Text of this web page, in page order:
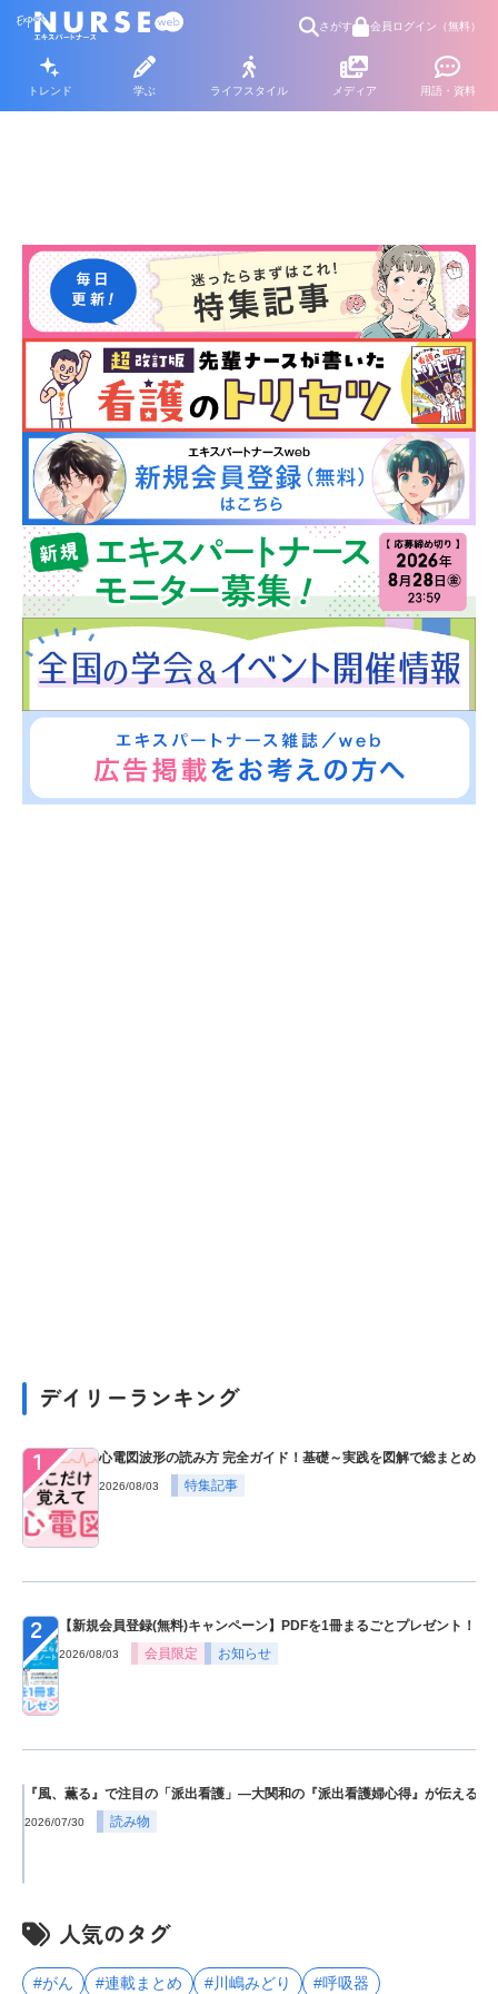
さがす 会員ログイン（無料）
トレンド 学ぶ ライフスタイル メディア 用語・資料
デイリーランキング
１
心電図波形の読み方 完全ガイド！基礎～実践を図解で総まとめ
2026/08/03 特集記事
２ 【新規会員登録(無料)キャンペーン】PDFを1冊まるごとプレゼント！
2026/08/03 会員限定 お知らせ
３
『風、薫る』で注目の「派出看護」―大関和の『派出看護婦心得』が伝える
2026/07/30 読み物
人気のタグ
#がん #連載まとめ #川嶋みどり #呼吸器